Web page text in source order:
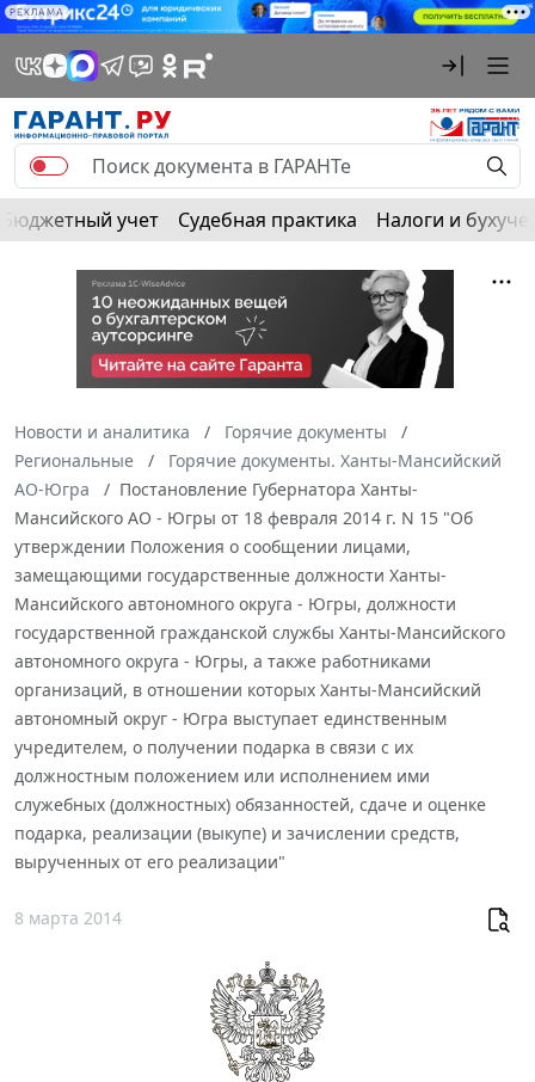
РЕКЛАМА
Бюджетный учет Судебная практика Налоги и
Новости и аналитика
Горячие документы
Региональные
Горячие документы. Ханты-Мансийский
АО-Югра
Постановление Губернатора Ханты-
Мансийского АО - Югры от 18 февраля 2014 г. N 15 "Об
утверждении Положения о сообщении лицами,
замещающими государственные должности Ханты-
Мансийского автономного округа - Югры, должности
государственной гражданской службы Ханты-Мансийского
автономного округа - Югры, а также работниками
организаций, в отношении которых Ханты-Мансийский
автономный округ - Югра выступает единственным
учредителем, о получении подарка в связи с их
должностным положением или исполнением ими
служебных (должностных) обязанностей, сдаче и оценке
подарка, реализации (выкупе) и зачислении средств,
вырученных от его реализации"
8 марта 2014